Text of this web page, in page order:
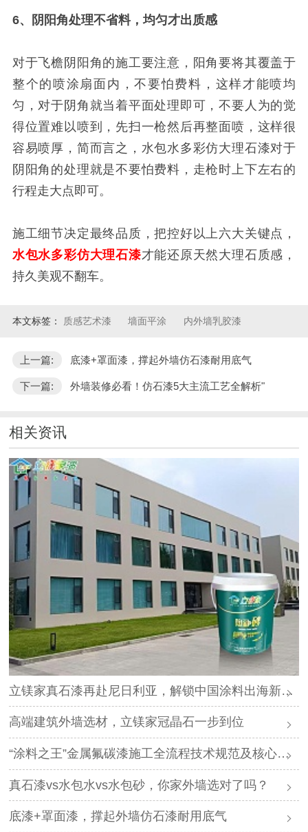
6、阴阳角处理不省料，均匀才出质感
对于飞檐阴阳角的施工要注意，阳角要将其覆盖于
整个的喷涂扇面内，不要怕费料，这样才能喷均
匀，对于阴角就当着平面处理即可，不要人为的觉
得位置难以喷到，先扫一枪然后再整面喷，这样很
容易喷厚，简而言之，水包水多彩仿大理石漆对于
阴阳角的处理就是不要怕费料，走枪时上下左右的
行程走大点即可。
施工细节决定最终品质，把控好以上六大关键点，
水包水多彩仿大理石漆才能还原天然大理石质感，
持久美观不翻车。
本文标签： 质感艺术漆 墙面平涂 内外墙乳胶漆
上一篇: 底漆+罩面漆，撑起外墙仿石漆耐用底气
下一篇: 外墙装修必看！仿石漆5大主流工艺全解析"
相关资讯
立镁家真石漆再赴尼日利亚，解锁中国涂料出海新路径
高端建筑外墙选材，立镁家冠晶石一步到位
“涂料之王”金属氟碳漆施工全流程技术规范及核心要点
真石漆vs水包水vs水包砂，你家外墙选对了吗？
底漆+罩面漆，撑起外墙仿石漆耐用底气